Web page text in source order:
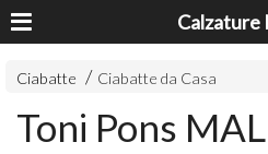
Calzature
Ciabatte Ciabatte da Casa
Toni Pons